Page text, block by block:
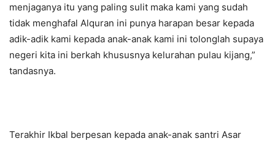
menjaganya itu yang paling sulit maka kami yang sudah
tidak menghafal Alquran ini punya harapan besar kepada
adik-adik kami kepada anak-anak kami ini tolonglah supaya
negeri kita ini berkah khususnya kelurahan pulau kijang,”
tandasnya.
Terakhir Ikbal berpesan kepada anak-anak santri Asar